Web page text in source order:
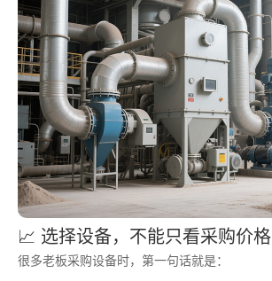
📈 选择设备，不能只看采购价格
很多老板采购设备时，第一句话就是：